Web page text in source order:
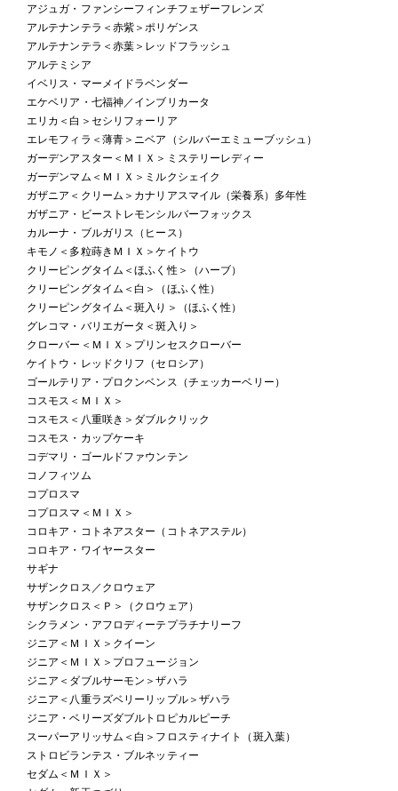
アジュガ・ファンシーフィンチフェザーフレンズ
アルテナンテラ＜赤紫＞ポリゲンス
アルテナンテラ＜赤葉＞レッドフラッシュ
アルテミシア
イベリス・マーメイドラベンダー
エケベリア・七福神／インブリカータ
エリカ＜白＞セシリフォーリア
エレモフィラ＜薄青＞ニベア（シルバーエミューブッシュ）
ガーデンアスター＜ＭＩＸ＞ミステリーレディー
ガーデンマム＜ＭＩＸ＞ミルクシェイク
ガザニア＜クリーム＞カナリアスマイル（栄養系）多年性
ガザニア・ビーストレモンシルバーフォックス
カルーナ・ブルガリス（ヒース）
キモノ＜多粒蒔きＭＩＸ＞ケイトウ
クリーピングタイム＜ほふく性＞（ハーブ）
クリーピングタイム＜白＞（ほふく性）
クリーピングタイム＜斑入り＞（ほふく性）
グレコマ・バリエガータ＜斑入り＞
クローバー＜ＭＩＸ＞プリンセスクローバー
ケイトウ・レッドクリフ（セロシア）
ゴールテリア・プロクンベンス（チェッカーベリー）
コスモス＜ＭＩＸ＞
コスモス＜八重咲き＞ダブルクリック
コスモス・カップケーキ
コデマリ・ゴールドファウンテン
コノフィツム
コプロスマ
コプロスマ＜ＭＩＸ＞
コロキア・コトネアスター（コトネアステル）
コロキア・ワイヤースター
サギナ
サザンクロス／クロウェア
サザンクロス＜Ｐ＞（クロウェア）
シクラメン・アフロディーテプラチナリーフ
ジニア＜ＭＩＸ＞クイーン
ジニア＜ＭＩＸ＞プロフュージョン
ジニア＜ダブルサーモン＞ザハラ
ジニア＜八重ラズベリーリップル＞ザハラ
ジニア・ベリーズダブルトロピカルピーチ
スーパーアリッサム＜白＞フロスティナイト（斑入葉）
ストロビランテス・ブルネッティー
セダム＜ＭＩＸ＞